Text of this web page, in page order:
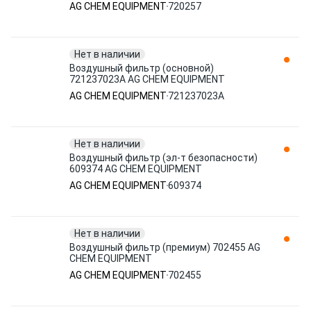
AG CHEM EQUIPMENT 720257
Нет в наличии
Воздушный фильтр (основной)
721237023A AG CHEM EQUIPMENT
AG CHEM EQUIPMENT 721237023A
Нет в наличии
Воздушный фильтр (эл-т безопасности)
609374 AG CHEM EQUIPMENT
AG CHEM EQUIPMENT609374
Нет в наличии
Воздушный фильтр (премиум) 702455 AG
CHEM EQUIPMENT
AG CHEM EQUIPMENT 702455